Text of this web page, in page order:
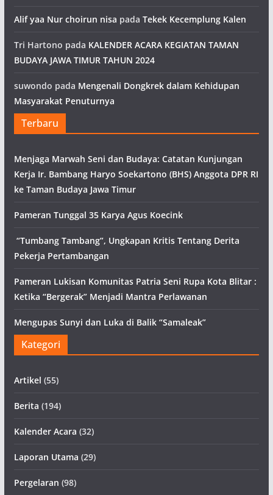
Alif yaa Nur choirun nisa pada Tekek Kecemplung Kalen
Tri Hartono pada KALENDER ACARA KEGIATAN TAMAN
BUDAYA JAWA TIMUR TAHUN 2024
suwondo pada Mengenali Dongkrek dalam Kehidupan
Masyarakat Penuturnya
Terbaru
Menjaga Marwah Seni dan Budaya: Catatan Kunjungan
Kerja Ir. Bambang Haryo Soekartono (BHS) Anggota DPR RI
ke Taman Budaya Jawa Timur
Pameran Tunggal 35 Karya Agus Koecink
“Tumbang Tambang”, Ungkapan Kritis Tentang Derita
Pekerja Pertambangan
Pameran Lukisan Komunitas Patria Seni Rupa Kota Blitar :
Ketika “Bergerak” Menjadi Mantra Perlawanan
Mengupas Sunyi dan Luka di Balik “Samaleak”
Kategori
Artikel (55)
Berita (194)
Kalender Acara (32)
Laporan Utama (29)
Pergelaran (98)